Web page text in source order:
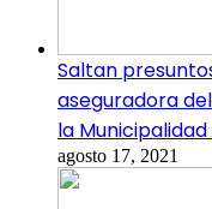
Saltan
aseguradora
la
agosto 17, 2021